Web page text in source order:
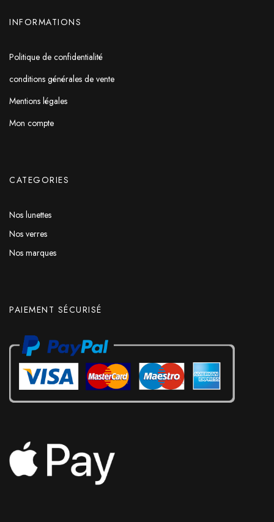
INFORMATIONS
Politique de confidentialité
conditions générales de vente
Mentions légales
Mon compte
CATEGORIES
Nos lunettes
Nos verres
Nos marques
PAIEMENT SÉCURISÉ